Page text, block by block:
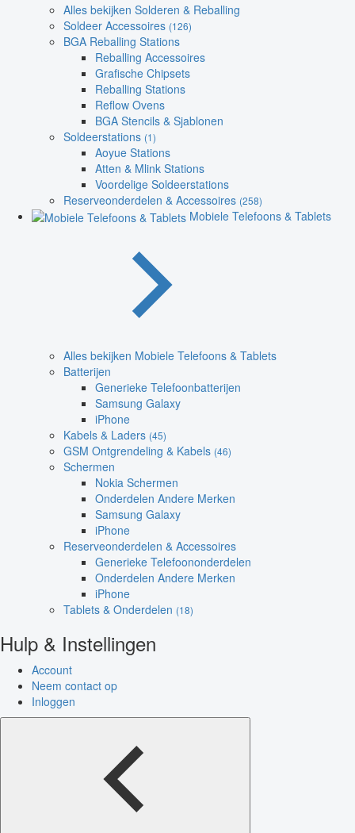
Alles bekijken Solderen & Reballing
Soldeer Accessoires (126)
BGA Reballing Stations
Reballing Accessoires
Grafische Chipsets
Reballing Stations
Reflow Ovens
BGA Stencils & Sjablonen
Soldeerstations (1)
Aoyue Stations
Atten & Mlink Stations
Voordelige Soldeerstations
Reserveonderdelen & Accessoires (258)
Mobiele Telefoons & Tablets
Alles bekijken Mobiele Telefoons & Tablets
Batterijen
Generieke Telefoonbatterijen
Samsung Galaxy
iPhone
Kabels & Laders (45)
GSM Ontgrendeling & Kabels (46)
Schermen
Nokia Schermen
Onderdelen Andere Merken
Samsung Galaxy
iPhone
Reserveonderdelen & Accessoires
Generieke Telefoononderdelen
Onderdelen Andere Merken
iPhone
Tablets & Onderdelen (18)
Hulp & Instellingen
Account
Neem contact op
Inloggen